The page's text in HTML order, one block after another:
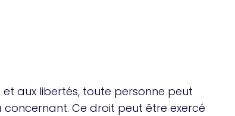
et aux libertés, toute personne peut
Ce droit peut être exercé